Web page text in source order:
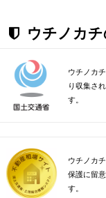
ウチノカ
ウチノカ
り収集さ
す。
ウチノカ
保護に留
す。